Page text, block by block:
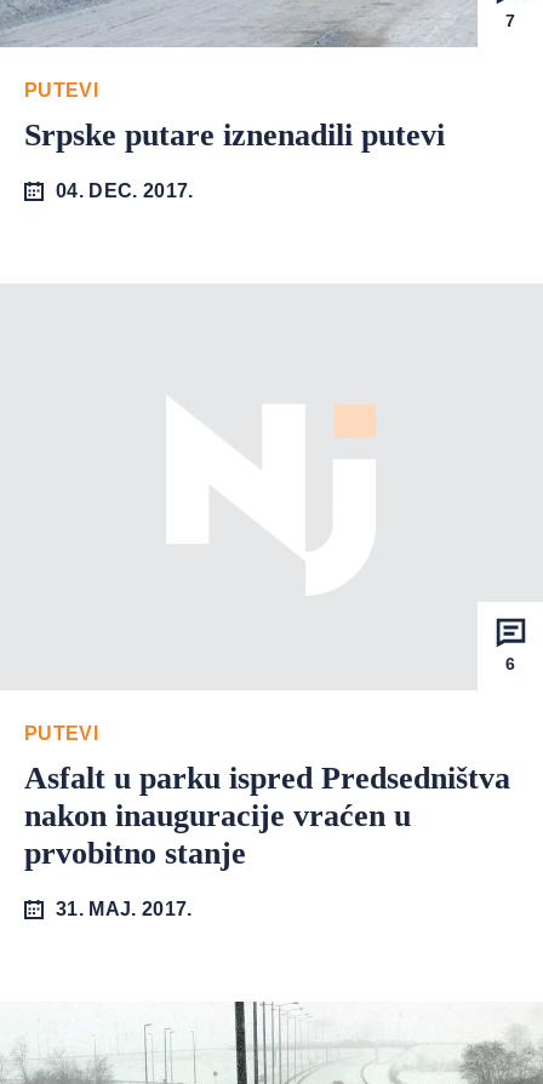
7
PUTEVI
Srpske putare iznenadili putevi
04. DEC. 2017.
6
PUTEVI
Asfalt u parku ispred Predsedništva
nakon inauguracije vraćen u
prvobitno stanje
31. MAJ. 2017.